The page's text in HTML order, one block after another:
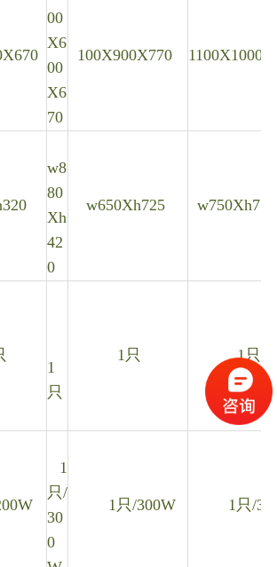
00
X6
00
X6
70
100X900X770
w8
80
Xh
42
0
w650Xh725 w750Xh775
1
只
1只 1只
1
只/
30
0
1只/300W 1只/